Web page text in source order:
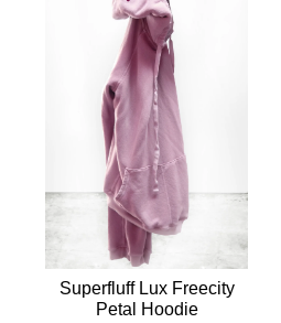
Superfluff Lux Freecity
Petal Hoodie